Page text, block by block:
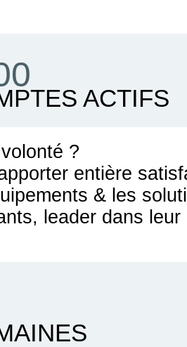
ACTIFS
?
entière
& les
leader dans leur